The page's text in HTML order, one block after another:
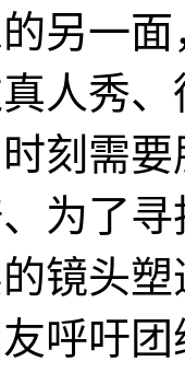
一面
人秀
刻需
为了
镜头塑
呼吁